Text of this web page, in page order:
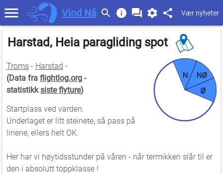
Vind Nå Vær nyheter
Harstad, Heia paragliding spot
N
NØ
Ø
Troms - Harstad -
(Data fra flightlog.org -
statistikk siste flyture)
Startplass ved varden.
Underlaget er litt steinete, så pass på
linene, ellers helt OK.
Her har vi høytidsstunder på våren - når termikken slår til er
den i absolutt toppklasse !